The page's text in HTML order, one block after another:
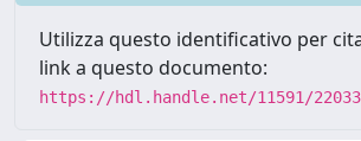
Utilizza questo identificativo per
link a questo documento:
https://hdl.handle.net/11591/